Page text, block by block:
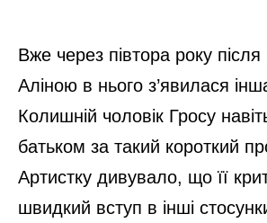
Вже через півтора року
Аліною в нього з’явилася
Колишній чоловік Гросу
батьком за такий короткий
Артистку дивувало, що її
швидкий вступ в інші